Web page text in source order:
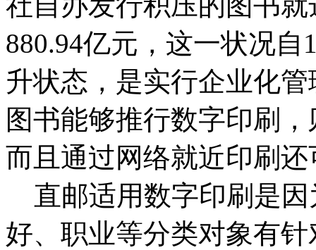
880.94亿元，这一状况
升状态，是实行企业化
图书能够推行数字印刷
而且通过网络就近印刷
直邮适用数字印刷是因
好、职业等分类对象有